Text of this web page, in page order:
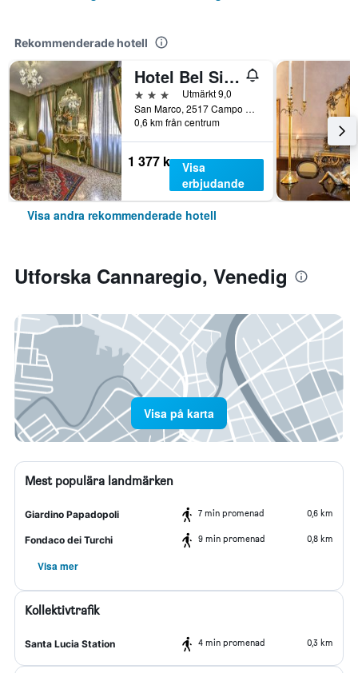
Rekommenderade hotell
Hotel Bel Sito e Berlino
3 stjärnorUtmärkt 9,0
San Marco, 2517 Campo Santa Maria Del Giglio, Venedig, Veneto, Italien
0,6 km från centrum
1 377 kr Visa
erbjudande
Visa andra rekommenderade hotell
Utforska Cannaregio, Venedig
Visa på karta
Mest populära landmärken
Giardino Papadopoli 7 min promenad 0,6 km
Fondaco dei Turchi 9 min promenad 0,8 km
Visa mer
Kollektivtrafik
Santa Lucia Station 4 min promenad 0,3 km